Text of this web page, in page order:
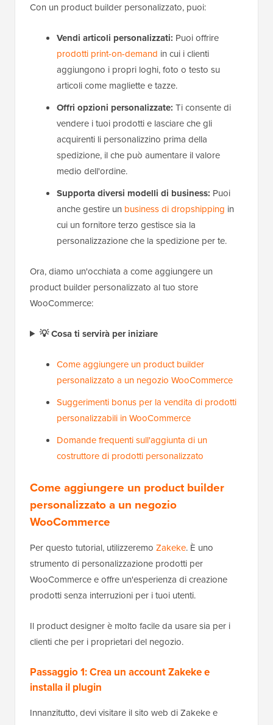
Con un product builder personalizzato, puoi:
Vendi articoli personalizzati: Puoi offrire
prodotti print-on-demand in cui i clienti
aggiungono i propri loghi, foto o testo su
articoli come magliette e tazze.
Offri opzioni personalizzate: Ti consente di
vendere i tuoi prodotti e lasciare che gli
acquirenti li personalizzino prima della
spedizione, il che può aumentare il valore
medio dell'ordine.
Supporta diversi modelli di business: Puoi
anche gestire un business di dropshipping in
cui un fornitore terzo gestisce sia la
personalizzazione che la spedizione per te.
Ora, diamo un'occhiata a come aggiungere un
product builder personalizzato al tuo store
WooCommerce:
💡 Cosa ti servirà per iniziare
Come aggiungere un product builder
personalizzato a un negozio WooCommerce
Suggerimenti bonus per la vendita di prodotti
personalizzabili in WooCommerce
Domande frequenti sull'aggiunta di un
costruttore di prodotti personalizzato
Come aggiungere un product builder
personalizzato a un negozio
WooCommerce
Per questo tutorial, utilizzeremo Zakeke. È uno
strumento di personalizzazione prodotti per
WooCommerce e offre un'esperienza di creazione
prodotti senza interruzioni per i tuoi utenti.
Il product designer è molto facile da usare sia per i
clienti che per i proprietari del negozio.
Passaggio 1: Crea un account Zakeke e
installa il plugin
Innanzitutto, devi visitare il sito web di Zakeke e